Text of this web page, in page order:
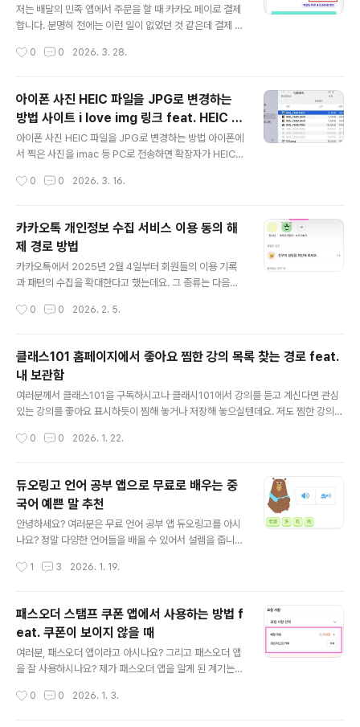
강의를 들을 수 있고, 어도비를 사용할 수 있는 redeem c
ode는 등록한 날로부터 1년간 프로그램을 사용할 수 있습
수 있는 점이 무척 좋았습니다.기존에 이미 어도비 프로그
저는 배달의 민족 앱에서 주문을 할 때 카카오 페이로 결제
합니다. 분명히 전에는 이런 일이 없었던 것 같은데 결제 방
있었습니다. 제육덮밥을 분명히 이래 저래 할인을 받고 8,
역은10,000원 이었습니다. 은행 앱에도 10,000원으로
출금이 되었더라고요!예전에도 카카오 페이로 결제했었지
만 결제한 금액 만큼만 빠져나갔었는데 최근에 달라진 것
같습니다. 카카오 페이를 10,000원 단위로든 충전을 한
뒤, 그 충전 금액에서 배달의 민족으로 빠져나가는가 봅니
정이 소비자인 제가 확인할 수 없이 저절로 진행되어서 혼
0 0 2026. 3. 28.
아이폰 사진 HEIC 파일을 JPG로 변경하는
방법 사이트 i love img 링크 feat. HEIC 뜻
과 아이폰 설정에서 바꾸는 방법
아이폰 사진 HEIC 파일을 JPG로 변경하는 방법 아이폰에
서 찍은 사진을 imac 등 PC로 전송하면 확장자가 HEIC로
드할 때 특히 당황스럽습니다. 웹과 호환이 되지 않아 업로
각하게 되는데요. 단순히 파일명에서 heic로 된 부분을 jp
g로 변경하는 것만으로는 해결이 안 되더라고요. 이름만 j
pg인척 변경해도 그대로 웹에는 올려지지 않아서, 귀찮게
도 heic 사진들을 포토샵으로 불러서 다시 일일이 jpg로
변경해서 저장해야 했습니다. 근데 그게 정말 귀찮더라고
포토샵을 쓸 수 없는 상황이었는데요. 다행히도 포토샵 보
0 0 2026. 3. 16.
카카오톡 개인정보 수집 서비스 이용 동의 해
제 경로 방법
카카오톡에서 2025년 2월 4일부터 회원들의 이용 기록
과 패턴의 수집을 확대한다고 했는데요. 그 종류는 다음과
기록들을 수집하고 분석해서 ai 서비스 카나나와 광고에 활
다음과 같습니다. 1. 카카오톡 메인 화면의 오른쪽 상단에
톱니바퀴(설정) 아이콘을 클릭한 후, 나타난 메뉴에서 전체
설정을 선택합니다. 2. 설정 화면으로 넘어 오면, 관리 버튼
을 클릭합니다. 3. 다음 화면에서 계정 관리를 선택합니다.
4. 다음 페이지에서 계정 이용을 클릭합니다. 5. 사용자 이
로필정보 추가 ..
0 0 2026. 2. 5.
클래스101 홈페이지에서 좋아요 찜한 강의 목록 찾는 경로 feat.
내 보관함
여러분께서 클래스101을 구독하시고나 클래시101에서 강의를 듣고 계신다면 관심
있는 강의를 좋아요 표시하듯이 찜해 놓거나 저장해 놓으실텐데요. 저도 찜한 강의
수 있는지 찾기 어렵더라고요. 저처럼 어려우셨을 분들을 위해서 경로를 안내하겠습
0 0 2026. 1. 22.
듀오링고 언어 공부 앱으로 무료로 배우는 중
국어 예쁜 말 추천
안녕하세요? 여러분은 무료 언어 공부 앱 듀오링고를 아시
나요? 정말 다양한 언어들을 배울 수 있어서 설렘을 줍니
다음으로는 일본어, 그리고 중국어를 공부하고 있습니다.
말을 발견해서 감성에 빠지게 되었습니다. 듀오링고에서
발견한 중국어에서 볼 수 있는 예쁜 문장을 소개합니다. wi
fe, eat more meat. 자기, 고기 더 먹어. 정말 좋지 않나
요? 먹이 먹이는 사랑이고 고기는 사랑입니다. 고기를 더
먹으라는 말 정말 아름답고 따뜻한 것 같습니다. mother,
먹으라는 말도 좋지만, 과일 좀 더 먹으라는 ..
1 3 2026. 1. 19.
패스오더 스탬프 쿠폰 앱에서 사용하는 방법 f
eat. 쿠폰이 보이지 않을 때
여러분, 패스오더 앱이라고 아시나요? 그리고 패스오더 앱
을 잘 사용하시나요? 제가 패스오더 앱을 알게 된 계기는
에서 패스 오더로 주문하면 커피를 100원에 준다는 광고
0 0 2026. 1. 3.